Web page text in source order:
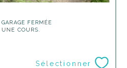
FERMÉE
COURS.
Sélectionner